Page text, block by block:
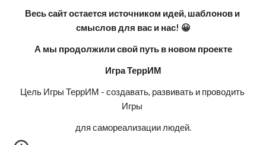
Весь сайт остается источником идей, шаблонов и
смыслов для вас и нас! 😀
А мы продолжили свой путь в новом проекте
Игра ТеррИМ
Цель Игры ТеррИМ - создавать, развивать и проводить
Игры
для самореализации людей.